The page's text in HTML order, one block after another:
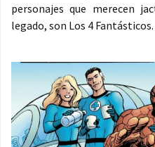
personajes que merecen
legado, son Los 4 Fantásticos.